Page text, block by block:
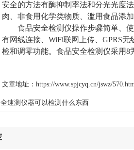
安全的方法有酶抑制率法和分光光度
肉、非食用化学类物质、滥用食品添加
食品安全检测仪操作步骤简单、
有网线连接、WiFi联网上传、GPRS
检和调零功能。食品安全检测仪采用8
文章地址： https://www.spjcyq.cn/jswz/
速测仪器可以检测什么东西